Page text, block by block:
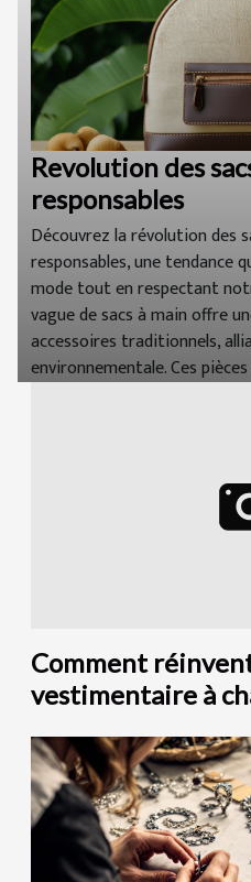
Revolution des
responsables
Découvrez la révolution des
responsables, une tendance
mode tout en respectant
vague de sacs à main offre
accessoires traditionnels,
environnementale. Ces pièces
Comment
vestimentaire à